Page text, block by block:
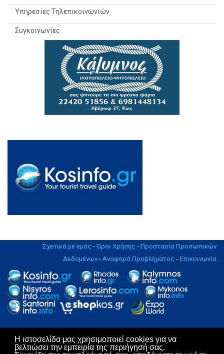
Η ιστοσελίδα μας χρησιμοποιεί cookies για να
βελτιώσει την εμπειρία της περιήγησή σας.
Υπηρεσίες Τηλεπικοινωνιών
Συγκοινωνίες
Σχετικά με εμάς - Όροι Χρήσης - Προστασία Προσωπικών
Δεδομένων - Αναφορά Προβλήματος - Επικοινωνία
Copyright © 2004 - 2019. All rights Reserved. | Design & Hosting by